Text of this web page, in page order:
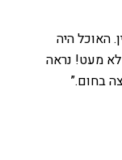
האוכל היה
לא מעט! נראה
בחום.”